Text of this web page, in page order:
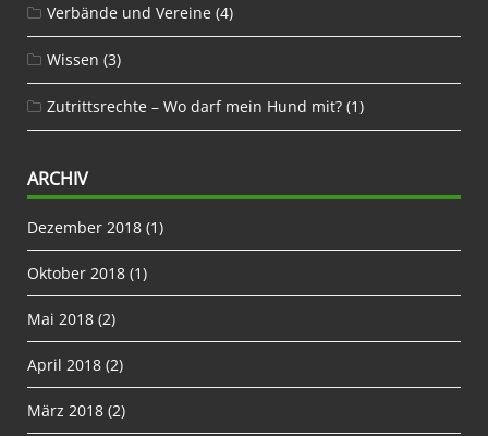
Verbände und Vereine (4)
Wissen (3)
Zutrittsrechte – Wo darf mein Hund mit? (1)
ARCHIV
Dezember 2018 (1)
Oktober 2018 (1)
Mai 2018 (2)
April 2018 (2)
März 2018 (2)